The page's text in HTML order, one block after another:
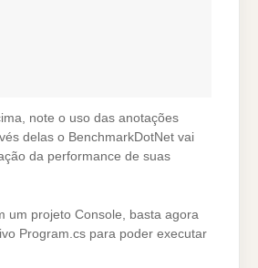
note o uso das anotações
delas o BenchmarkDotNet vai
da performance de suas
um projeto Console, basta agora
Program.cs para poder executar